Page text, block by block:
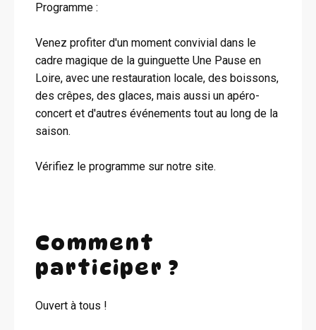
Programme :
Venez profiter d'un moment convivial dans le
cadre magique de la guinguette Une Pause en
Loire, avec une restauration locale, des boissons,
des crêpes, des glaces, mais aussi un apéro-
concert et d'autres événements tout au long de la
saison.
Vérifiez le programme sur notre site.
Comment
participer ?
Ouvert à tous !